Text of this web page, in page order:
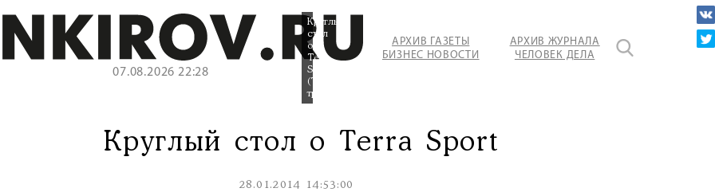
07.08.2026 22:28
АРХИВ ГАЗЕТЫ
БИЗНЕС НОВОСТИ
АРХИВ ЖУРНАЛА
ЧЕЛОВЕК ДЕЛА
Круглый
стол
о
Terra
Sport
(Twitter-
трансляция)
Круглый стол о Terra Sport
28.01.2014 14:53:00